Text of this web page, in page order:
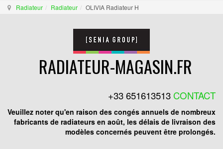
Radiateur Radiateur OLIVIA Radiateur H
RADIATEUR-MAGASIN.FR
+33 651613513 CONTACT
Veuillez noter qu'en raison des congés annuels de nombreux
fabricants de radiateurs en août, les délais de livraison des
modèles concernés peuvent être prolongés.